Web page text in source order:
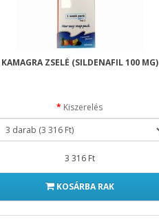
KAMAGRA ZSELÉ (SILDENAFIL 100 MG)
Kiszerelés
3 316 Ft
KOSÁRBA RAK